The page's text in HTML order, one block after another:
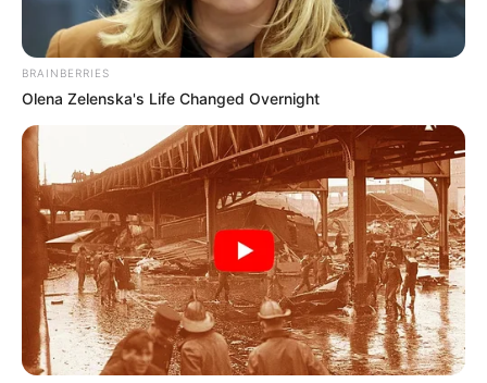
BRAINBERRIES
Olena Zelenska's Life Changed Overnight